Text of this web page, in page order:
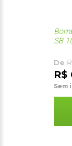
SB
De
R$
Sem